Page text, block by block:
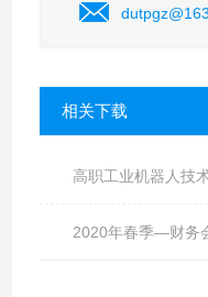
相关下载
高职工业机器人技
2020年春季—财务